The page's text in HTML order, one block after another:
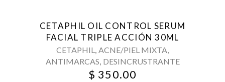
CETAPHIL OIL CONTROL SERUM
FACIAL TRIPLE ACCIÓN 30ML
CETAPHIL, ACNE/PIEL MIXTA,
ANTIMARCAS, DESINCRUSTRANTE
$ 350.00